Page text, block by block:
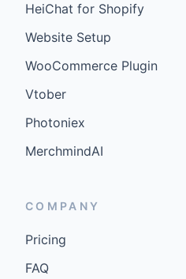
HeiChat for Shopify
Website Setup
WooCommerce Plugin
Vtober
Photoniex
MerchmindAI
COMPANY
Pricing
FAQ